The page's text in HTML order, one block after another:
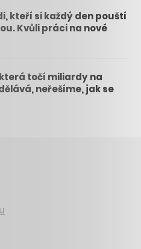
kteří si každý den pouští
Kvůli práci na nové
točí miliardy na
neřešíme, jak se